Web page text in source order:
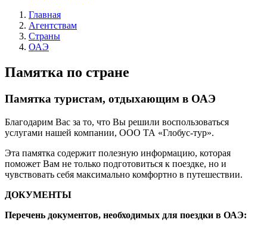
Главная
Агентствам
Страны
ОАЭ
Памятка по стране
Памятка туристам, отдыхающим в ОАЭ
Благодарим Вас за то, что Вы решили воспользоваться
услугами нашей компании, ООО ТА «Глобус-тур».
Эта памятка содержит полезную информацию, которая
поможет Вам не только подготовиться к поездке, но и
чувствовать себя максимально комфортно в путешествии.
ДОКУМЕНТЫ
Перечень документов, необходимых для поездки в ОАЭ: